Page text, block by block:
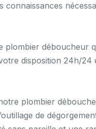
connaissances
plombier déboucheur
disposition 24h/24
plombier
de